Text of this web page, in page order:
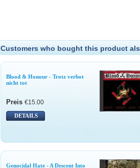
Customers who bought this product
Blood & Honour - Trotz verbot
nicht tot
Preis €15.00
DETAILS
Genocidal Hate - A Descent Into